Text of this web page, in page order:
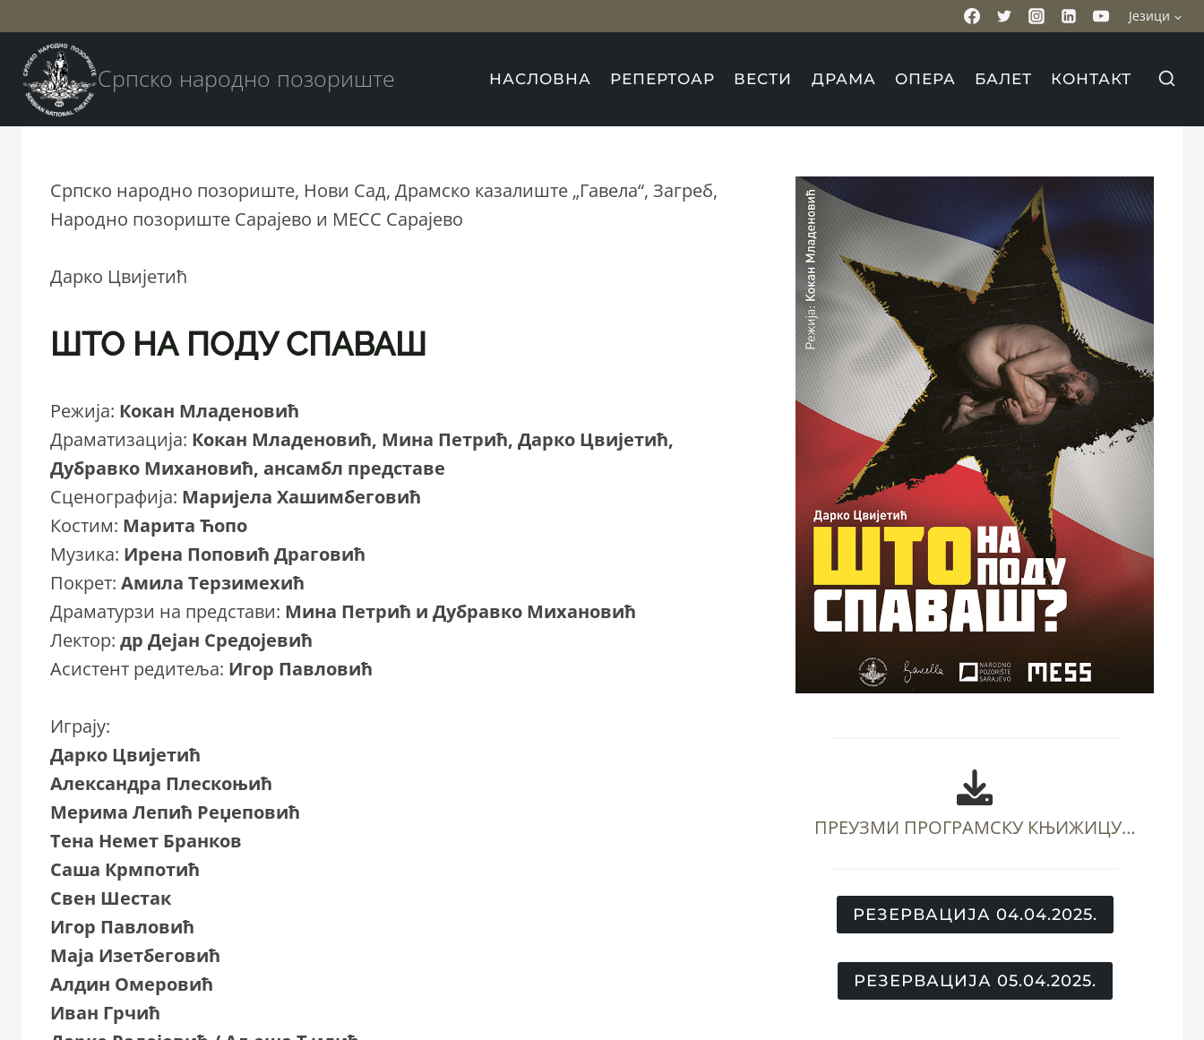
content
Језици
Српско народно позориште НАСЛОВНА РЕПЕРТОАР ВЕСТИ ДРАМА ОПЕРА БАЛЕТ КОНТАКТ
Српско народно позориште, Нови Сад, Драмско казалиште „Гавела“, Загреб,
Народно позориште Сарајево и МЕСС Сарајево
Дарко Цвијетић
ШТО НА ПОДУ СПАВАШ
Режија: Кокан Младеновић
Драматизација: Кокан Младеновић, Мина Петрић, Дарко Цвијетић,
Дубравко Михановић, ансамбл представе
Сценографија: Маријела Хашимбеговић
Костим: Марита Ћопо
Музика: Ирена Поповић Драговић
Покрет: Амила Терзимехић
Драматурзи на представи: Мина Петрић и Дубравко Михановић
Лектор: др Дејан Средојевић
Асистент редитеља: Игор Павловић
Играју:
Дарко Цвијетић
Александра Плескоњић
Мерима Лепић Реџеповић
Тена Немет Бранков
Саша Крмпотић
Свен Шестак
Игор Павловић
Маја Изетбеговић
Алдин Омеровић
Иван Грчић
ПРЕУЗМИ ПРОГРАМСКУ КЊИЖИЦУ…
РЕЗЕРВАЦИЈА 04.04.2025.
РЕЗЕРВАЦИЈА 05.04.2025.